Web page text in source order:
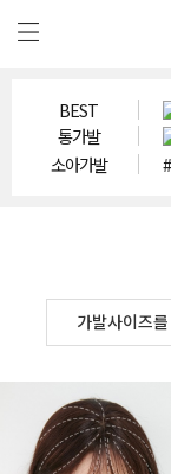
BEST
통가발
소아가발
가발사이즈